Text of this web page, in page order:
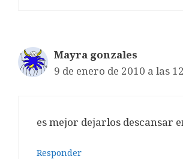
Mayra gonzales
9 de enero de 2010 a las
es mejor dejarlos descansar
Responder